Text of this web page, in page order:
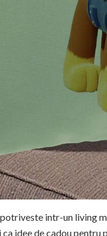
intr-un living
idee de cadou pentru